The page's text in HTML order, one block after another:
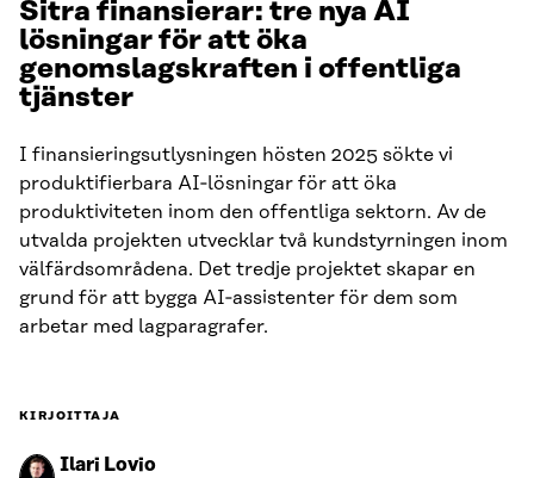
Sitra finansierar: tre nya AI
lösningar för att öka
genomslagskraften i offentliga
tjänster
I finansieringsutlysningen hösten 2025 sökte vi
produktifierbara AI‑lösningar för att öka
produktiviteten inom den offentliga sektorn. Av de
utvalda projekten utvecklar två kundstyrningen inom
välfärdsområdena. Det tredje projektet skapar en
grund för att bygga AI‑assistenter för dem som
arbetar med lagparagrafer.
KIRJOITTAJA
Ilari Lovio